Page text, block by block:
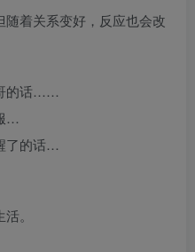
着关系变好，反应也会改
的话……
…
了的话…
。